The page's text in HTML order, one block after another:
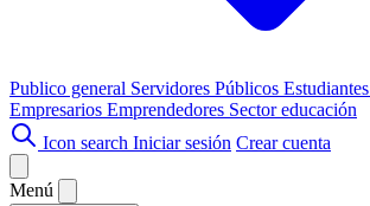
Publico general Servidores Públicos Estudiantes
Empresarios Emprendedores Sector educación
Icon search Iniciar sesión Crear cuenta
Menú